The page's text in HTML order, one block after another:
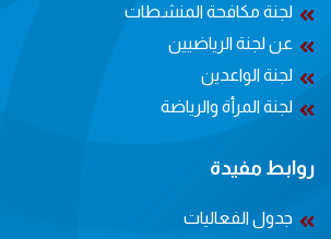
لجنة مكافحة المنشطات
عن لجنة الرياضيين
لجنة الواعدين
لجنة المرأة والرياضة
روابط مفيدة
جدول الفعاليات